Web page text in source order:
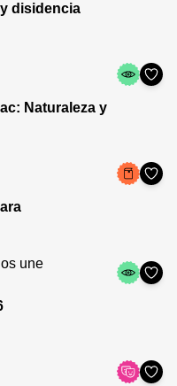
disidencia
Naturaleza y